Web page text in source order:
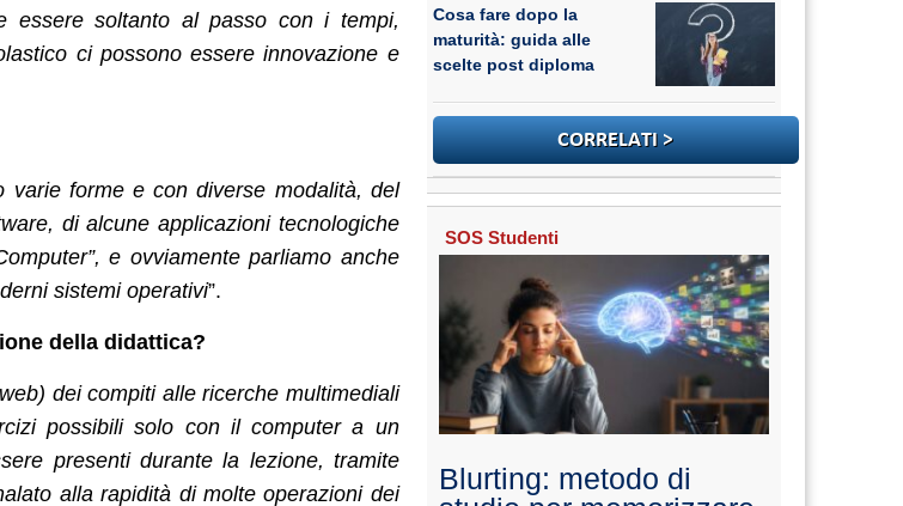
essere soltanto al passo con i tempi,
ci possono essere innovazione e
varie forme e con diverse modalità, del
di alcune applicazioni tecnologiche
e ovviamente parliamo anche
sistemi operativi”.
della didattica?
dei compiti alle ricerche multimediali
possibili solo con il computer a un
presenti durante la lezione, tramite
alla rapidità di molte operazioni dei
Cosa fare dopo la
maturità: guida alle
scelte post diploma
SOS Studenti
Blurting: metodo di